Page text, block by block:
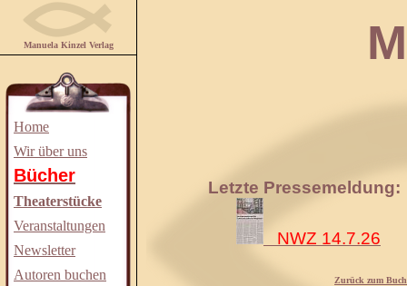
Manuela Kinzel Verlag
Home
Wir über uns
Bücher
Theaterstücke
Veranstaltungen
Newsletter
Autoren buchen
Letzte Pressemeldung:
NWZ 14.7.26
Zurück zum Buch